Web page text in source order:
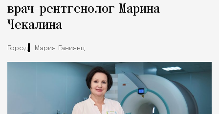
врач-рентгенолог Марина
Чекалина
Город Мария Ганиянц